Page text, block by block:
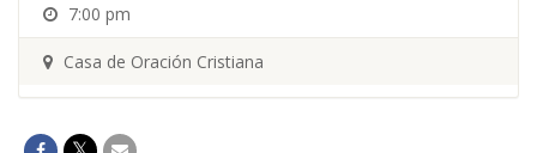
7:00 pm
Casa de Oración Cristiana